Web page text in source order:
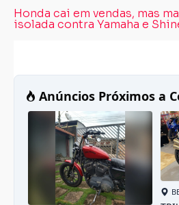
Honda cai em vendas, mas
isolada contra Yamaha e